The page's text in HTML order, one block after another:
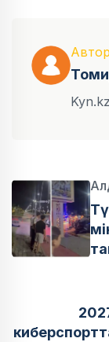
Автор
Kyn.kz